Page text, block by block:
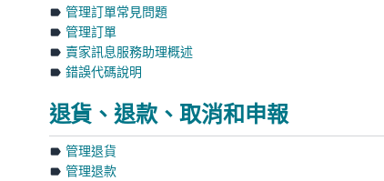
管理訂單常見問題
管理訂單
賣家訊息服務助理概述
錯誤代碼說明
退貨、退款、取消和申報
管理退貨
管理退款